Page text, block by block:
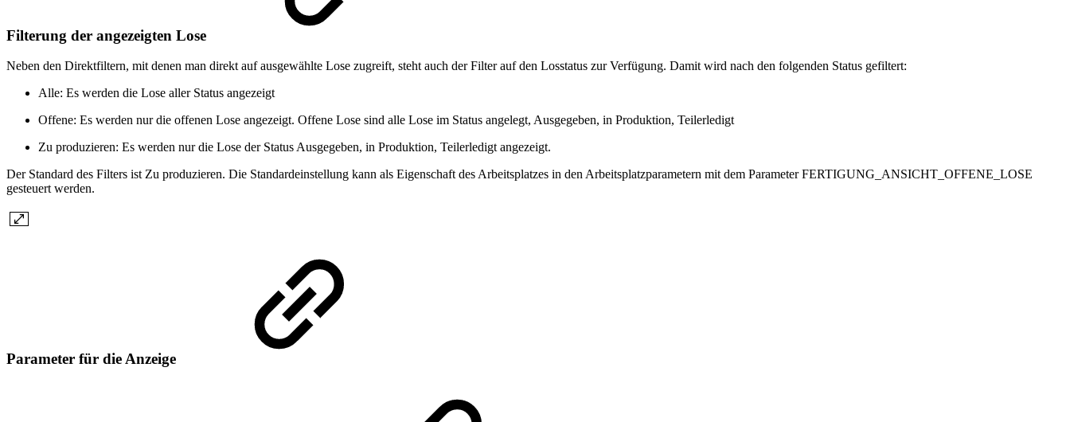
Filterung der angezeigten Lose
Neben den Direktfiltern, mit denen man direkt auf ausgewählte Lose zugreift, steht auch der Filter auf den Losstatus zur Verfügung. Damit wird nach den folgenden Status gefiltert:
Alle: Es werden die Lose aller Status angezeigt
Offene: Es werden nur die offenen Lose angezeigt. Offene Lose sind alle Lose im Status angelegt, Ausgegeben, in Produktion, Teilerledigt
Zu produzieren: Es werden nur die Lose der Status Ausgegeben, in Produktion, Teilerledigt angezeigt.
Der Standard des Filters ist Zu produzieren. Die Standardeinstellung kann als Eigenschaft des Arbeitsplatzes in den Arbeitsplatzparametern mit dem Parameter FERTIGUNG_ANSICHT_OFFENE_LOSE
gesteuert werden.
Parameter für die Anzeige